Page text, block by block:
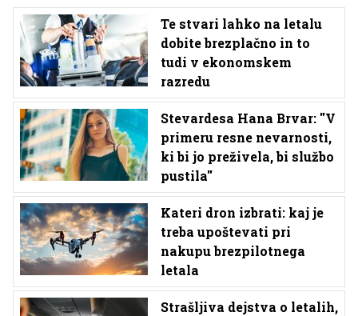
Te stvari lahko na letalu
dobite brezplačno in to
tudi v ekonomskem
razredu
Stevardesa Hana Brvar: ''V
primeru resne nevarnosti,
ki bi jo preživela, bi službo
pustila''
Kateri dron izbrati: kaj je
treba upoštevati pri
nakupu brezpilotnega
letala
Strašljiva dejstva o letalih,